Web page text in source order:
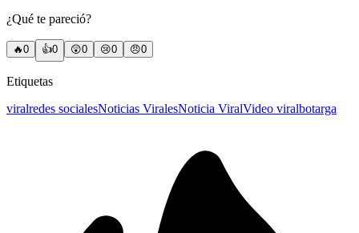
¿Qué te pareció?
🔥0 👍0 😲0 😢0 😠0
Etiquetas
viralredes socialesNoticias ViralesNoticia ViralVideo viralbotarga